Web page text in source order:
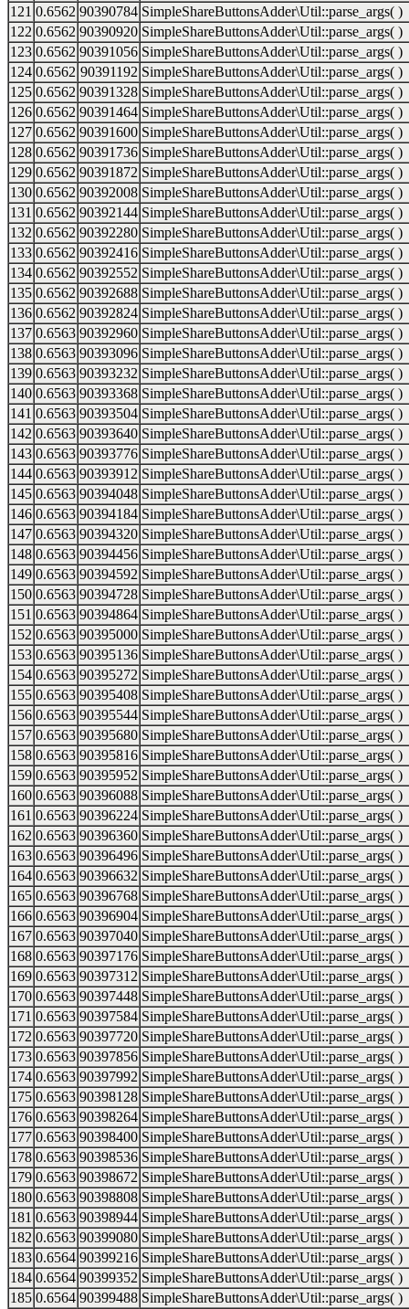
121 0.6562 90390784 SimpleShareButtonsAdder\Util::parse_args( )
122 0.6562 90390920 SimpleShareButtonsAdder\Util::parse_args( )
123 0.6562 90391056 SimpleShareButtonsAdder\Util::parse_args( )
124 0.6562 90391192 SimpleShareButtonsAdder\Util::parse_args( )
125 0.6562 90391328 SimpleShareButtonsAdder\Util::parse_args( )
126 0.6562 90391464 SimpleShareButtonsAdder\Util::parse_args( )
127 0.6562 90391600 SimpleShareButtonsAdder\Util::parse_args( )
128 0.6562 90391736 SimpleShareButtonsAdder\Util::parse_args( )
129 0.6562 90391872 SimpleShareButtonsAdder\Util::parse_args( )
130 0.6562 90392008 SimpleShareButtonsAdder\Util::parse_args( )
131 0.6562 90392144 SimpleShareButtonsAdder\Util::parse_args( )
132 0.6562 90392280 SimpleShareButtonsAdder\Util::parse_args( )
133 0.6562 90392416 SimpleShareButtonsAdder\Util::parse_args( )
134 0.6562 90392552 SimpleShareButtonsAdder\Util::parse_args( )
135 0.6562 90392688 SimpleShareButtonsAdder\Util::parse_args( )
136 0.6562 90392824 SimpleShareButtonsAdder\Util::parse_args( )
137 0.6563 90392960 SimpleShareButtonsAdder\Util::parse_args( )
138 0.6563 90393096 SimpleShareButtonsAdder\Util::parse_args( )
139 0.6563 90393232 SimpleShareButtonsAdder\Util::parse_args( )
140 0.6563 90393368 SimpleShareButtonsAdder\Util::parse_args( )
141 0.6563 90393504 SimpleShareButtonsAdder\Util::parse_args( )
142 0.6563 90393640 SimpleShareButtonsAdder\Util::parse_args( )
143 0.6563 90393776 SimpleShareButtonsAdder\Util::parse_args( )
144 0.6563 90393912 SimpleShareButtonsAdder\Util::parse_args( )
145 0.6563 90394048 SimpleShareButtonsAdder\Util::parse_args( )
146 0.6563 90394184 SimpleShareButtonsAdder\Util::parse_args( )
147 0.6563 90394320 SimpleShareButtonsAdder\Util::parse_args( )
148 0.6563 90394456 SimpleShareButtonsAdder\Util::parse_args( )
149 0.6563 90394592 SimpleShareButtonsAdder\Util::parse_args( )
150 0.6563 90394728 SimpleShareButtonsAdder\Util::parse_args( )
151 0.6563 90394864 SimpleShareButtonsAdder\Util::parse_args( )
152 0.6563 90395000 SimpleShareButtonsAdder\Util::parse_args( )
153 0.6563 90395136 SimpleShareButtonsAdder\Util::parse_args( )
154 0.6563 90395272 SimpleShareButtonsAdder\Util::parse_args( )
155 0.6563 90395408 SimpleShareButtonsAdder\Util::parse_args( )
156 0.6563 90395544 SimpleShareButtonsAdder\Util::parse_args( )
157 0.6563 90395680 SimpleShareButtonsAdder\Util::parse_args( )
158 0.6563 90395816 SimpleShareButtonsAdder\Util::parse_args( )
159 0.6563 90395952 SimpleShareButtonsAdder\Util::parse_args( )
160 0.6563 90396088 SimpleShareButtonsAdder\Util::parse_args( )
161 0.6563 90396224 SimpleShareButtonsAdder\Util::parse_args( )
162 0.6563 90396360 SimpleShareButtonsAdder\Util::parse_args( )
163 0.6563 90396496 SimpleShareButtonsAdder\Util::parse_args( )
164 0.6563 90396632 SimpleShareButtonsAdder\Util::parse_args( )
165 0.6563 90396768 SimpleShareButtonsAdder\Util::parse_args( )
166 0.6563 90396904 SimpleShareButtonsAdder\Util::parse_args( )
167 0.6563 90397040 SimpleShareButtonsAdder\Util::parse_args( )
168 0.6563 90397176 SimpleShareButtonsAdder\Util::parse_args( )
169 0.6563 90397312 SimpleShareButtonsAdder\Util::parse_args( )
170 0.6563 90397448 SimpleShareButtonsAdder\Util::parse_args( )
171 0.6563 90397584 SimpleShareButtonsAdder\Util::parse_args( )
172 0.6563 90397720 SimpleShareButtonsAdder\Util::parse_args( )
173 0.6563 90397856 SimpleShareButtonsAdder\Util::parse_args( )
174 0.6563 90397992 SimpleShareButtonsAdder\Util::parse_args( )
175 0.6563 90398128 SimpleShareButtonsAdder\Util::parse_args( )
176 0.6563 90398264 SimpleShareButtonsAdder\Util::parse_args( )
177 0.6563 90398400 SimpleShareButtonsAdder\Util::parse_args( )
178 0.6563 90398536 SimpleShareButtonsAdder\Util::parse_args( )
179 0.6563 90398672 SimpleShareButtonsAdder\Util::parse_args( )
180 0.6563 90398808 SimpleShareButtonsAdder\Util::parse_args( )
181 0.6563 90398944 SimpleShareButtonsAdder\Util::parse_args( )
182 0.6563 90399080 SimpleShareButtonsAdder\Util::parse_args( )
183 0.6564 90399216 SimpleShareButtonsAdder\Util::parse_args( )
184 0.6564 90399352 SimpleShareButtonsAdder\Util::parse_args( )
185 0.6564 90399488 SimpleShareButtonsAdder\Util::parse_args( )